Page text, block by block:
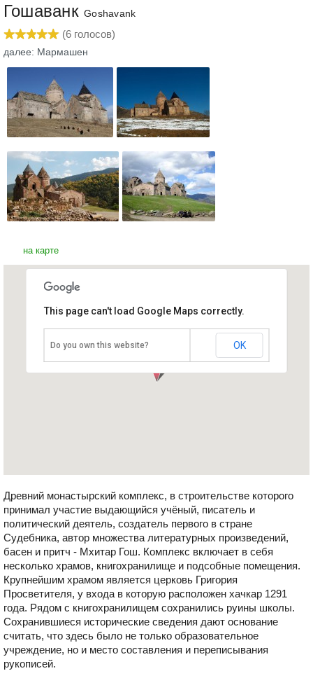
ГошаванкGoshavank
(6 голосов)
далее: Мармашен
на карте
Древний монастырский
Армения, Тавушский марз
This page can't load Google Maps correctly.
Do you own this website? OK
Древний монастырский комплекс, в строительстве которого
принимал участие выдающийся учёный, писатель и
политический деятель, создатель первого в стране
Судебника, автор множества литературных произведений,
басен и притч - Мхитар Гош. Комплекс включает в себя
несколько храмов, книгохранилище и подсобные помещения.
Крупнейшим храмом является церковь Григория
Просветителя, у входа в которую расположен хачкар 1291
года. Рядом с книгохранилищем сохранились руины школы.
Сохранившиеся исторические сведения дают основание
считать, что здесь было не только образовательное
учреждение, но и место составления и переписывания
рукописей.